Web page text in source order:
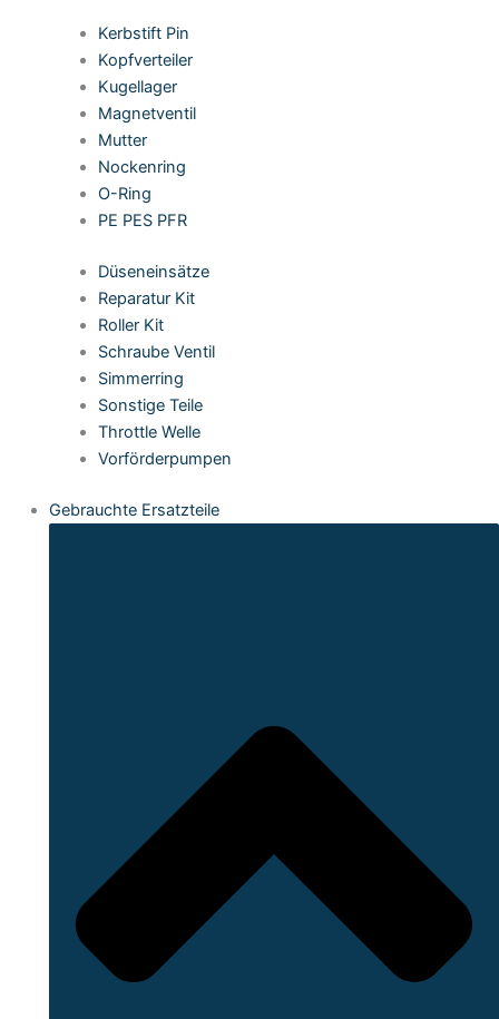
Kerbstift Pin
Kopfverteiler
Kugellager
Magnetventil
Mutter
Nockenring
O-Ring
PE PES PFR
Düseneinsätze
Reparatur Kit
Roller Kit
Schraube Ventil
Simmerring
Sonstige Teile
Throttle Welle
Vorförderpumpen
Gebrauchte Ersatzteile